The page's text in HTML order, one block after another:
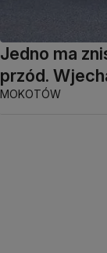
Jedno ma
przód.
MOKOTÓW